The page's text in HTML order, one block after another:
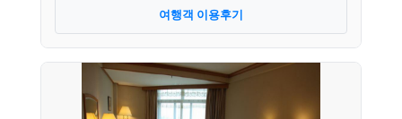
여행객 이용후기